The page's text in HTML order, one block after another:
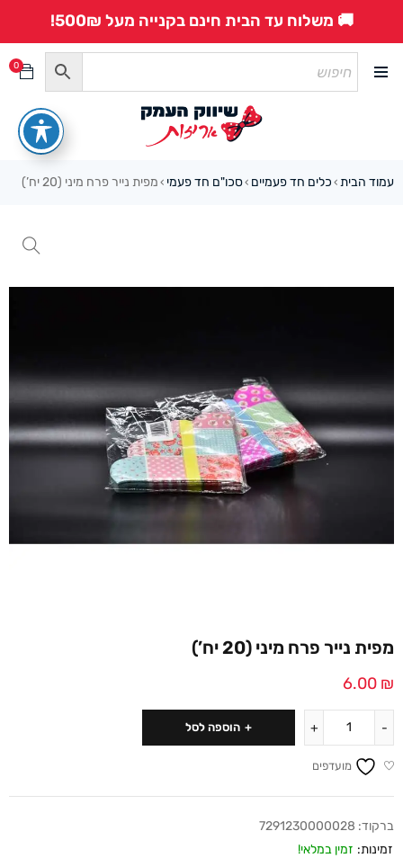
🚚 משלוח עד הבית חינם בקנייה מעל 500₪!
0
עמוד הבית › כלים חד פעמיים ›סכו"ם חד פעמי › מפית נייר פרח מיני (20 יח’)
מפית נייר פרח מיני (20 יח’)
6.00 ₪
הוספה לסל
מועדפים
ברקוד: 7291230000028
זמינות: זמין במלאי!